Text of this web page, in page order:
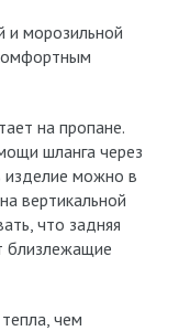
и морозильной
на пропане.
шланга через
изделие можно в
вертикальной
что задняя
близлежащие
чем